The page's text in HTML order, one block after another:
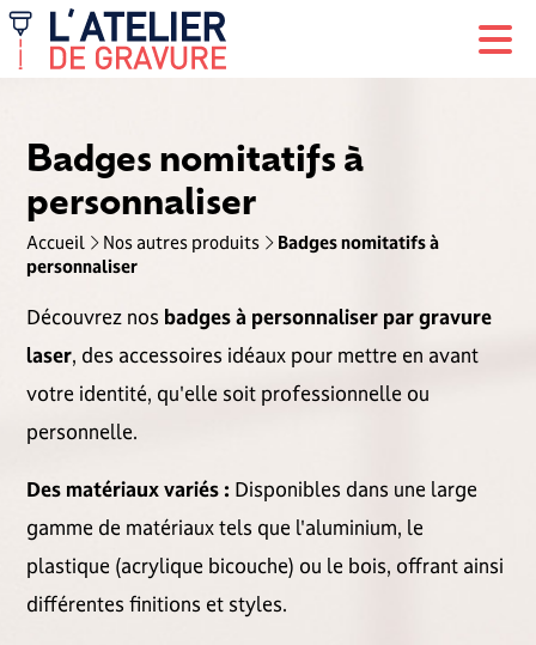
Badges nomitatifs à
personnaliser
Accueil Nos autres produits
Badges nomitatifs à
personnaliser
Découvrez nos badges à personnaliser par gravure
laser, des accessoires idéaux pour mettre en avant
votre identité, qu'elle soit professionnelle ou
personnelle.
Des matériaux variés : Disponibles dans une large
gamme de matériaux tels que l'aluminium, le
plastique (acrylique bicouche) ou le bois, offrant ainsi
différentes finitions et styles.